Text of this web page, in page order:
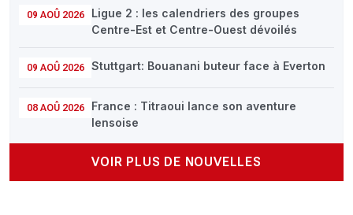
09 AOÛ 2026
Ligue 2 : les calendriers des groupes
Centre-Est et Centre-Ouest dévoilés
09 AOÛ 2026 Stuttgart: Bouanani buteur face à Everton
08 AOÛ 2026
France : Titraoui lance son aventure
lensoise
VOIR PLUS DE NOUVELLES